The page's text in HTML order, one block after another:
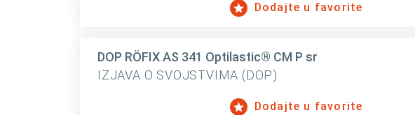
Dodajte u favorite
DOP RÖFIX AS 341 Optilastic® CM P sr
IZJAVA O SVOJSTVIMA (DOP)
Dodajte u favorite